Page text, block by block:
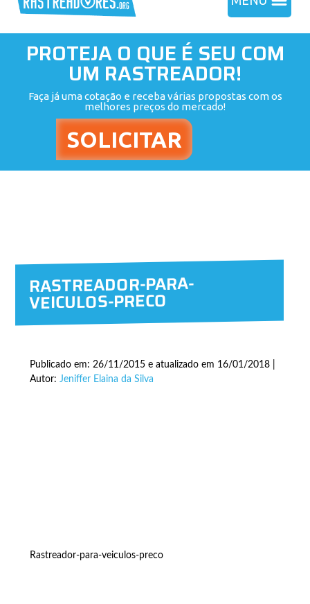
PROTEJA O QUE É SEU COM
UM RASTREADOR!
Faça já uma cotação e receba várias propostas com os
melhores preços do mercado!
RASTREADOR-PARA-
VEICULOS-PRECO
Publicado em: 26/11/2015 e atualizado em 16/01/2018 |
Autor: Jeniffer Elaina da Silva
Rastreador-para-veiculos-preco